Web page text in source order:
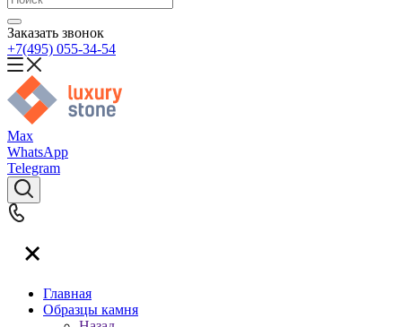
Заказать звонок
+7(495) 055-34-54
Max
WhatsApp
Telegram
Главная
Образцы камня